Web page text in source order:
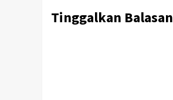
Tinggalkan Balasan